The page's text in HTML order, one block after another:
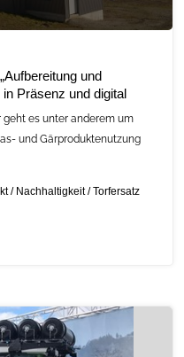
und
Präsenz und digital
geht es unter anderem um
und Gärproduktenutzung
/ Nachhaltigkeit/Torfersatz